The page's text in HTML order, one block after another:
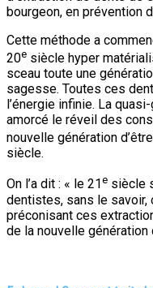
bourgeon, en prévention
Cette méthode a
20e siècle hyper
sceau toute une
sagesse. Toutes ces
l’énergie infinie. La
amorcé le réveil des
nouvelle génération
siècle.
On l’a dit : « le 21 e siècle
dentistes, sans le savoir,
préconisant ces
de la nouvelle génération